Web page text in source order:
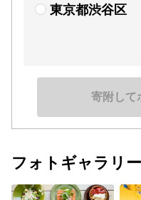
東京都渋谷区
寄附して
フォトギャラリー